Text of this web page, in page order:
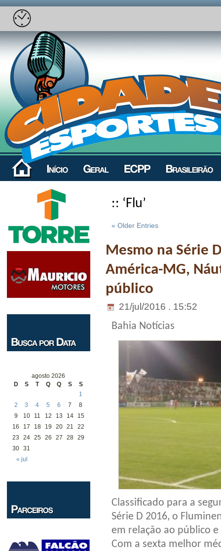
agosto 2026
D
S T Q Q S S
« jul
1
2
3 4 5 6 7
8
9
10 11 12 13 14
15
16
17 18 19 20 21
22
23
24 25 26 27 28 29
30 31
:: ‘Flu’
« Older Entries
Mesmo na Série
América-MG,
público
21/jul/2016 . 15:52
Bahia Notícias
Classificado para a
Série D 2016, o
em relação ao público
Com a sexta melhor